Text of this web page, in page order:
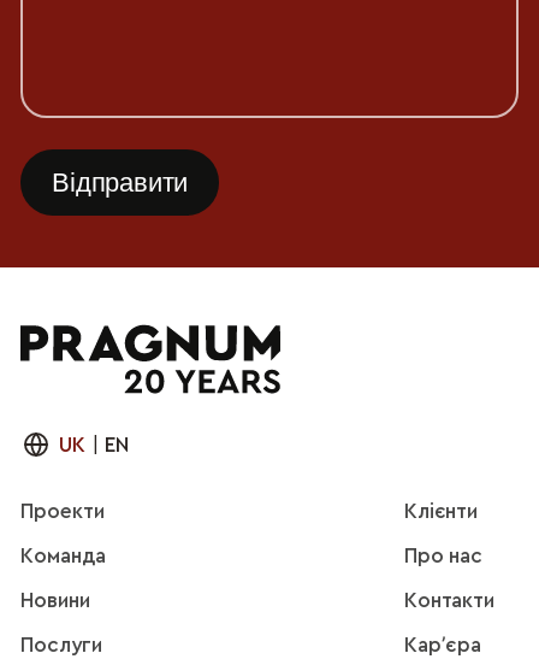
UK EN
Проекти Клієнти
Команда Про нас
Новини Контакти
Послуги Карʼєра